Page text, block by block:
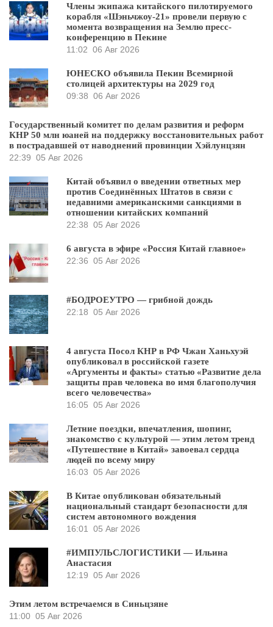
Члены экипажа китайского пилотируемого
корабля «Шэньчжоу-21» провели первую с
момента возвращения на Землю пресс-
конференцию в Пекине
11:02 06 Авг 2026
ЮНЕСКО объявила Пекин Всемирной
столицей архитектуры на 2029 год
09:38 06 Авг 2026
Государственный комитет по делам развития и реформ
КНР 50 млн юаней на поддержку восстановительных работ
в пострадавшей от наводнений провинции Хэйлунцзян
22:39 05 Авг 2026
Китай объявил о введении ответных мер
против Соединённых Штатов в связи с
недавними американскими санкциями в
отношении китайских компаний
22:38 05 Авг 2026
6 августа в эфире «Россия Китай главное»
22:36 05 Авг 2026
#БОДРОЕУТРО — грибной дождь
22:18 05 Авг 2026
4 августа Посол КНР в РФ Чжан Ханьхуэй
опубликовал в российской газете
«Аргументы и факты» статью «Развитие дела
защиты прав человека во имя благополучия
всего человечества»
16:05 05 Авг 2026
Летние поездки, впечатления, шопинг,
знакомство с культурой — этим летом тренд
«Путешествие в Китай» завоевал сердца
людей по всему миру
16:03 05 Авг 2026
В Китае опубликован обязательный
национальный стандарт безопасности для
систем автономного вождения
16:01
05 Авг 2026
#ИМПУЛЬСЛОГИСТИКИ — Ильина
Анастасия
12:19 05 Авг 2026
Этим летом встречаемся в Синьцзяне
11:00 05 Авг 2026